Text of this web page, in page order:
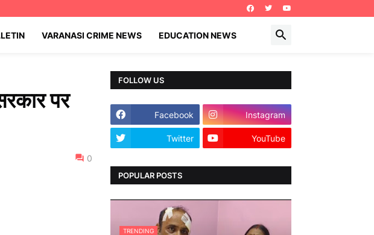
VARANASI CRIME NEWS EDUCATION NEWS
पर
0
FOLLOW US
Facebook Instagram
Twitter YouTube
POPULAR POSTS
TRENDING